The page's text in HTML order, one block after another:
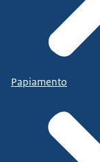
Papiamento